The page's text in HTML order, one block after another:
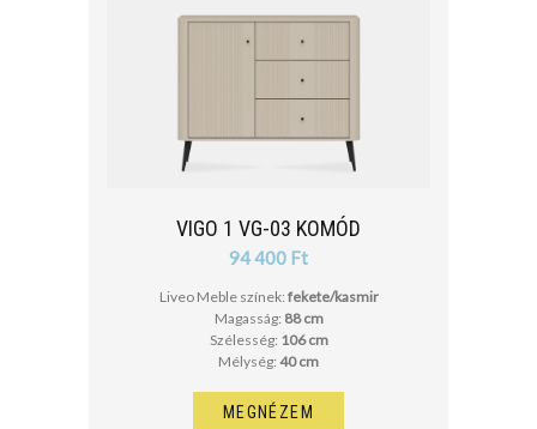
VIGO 1 VG-03 KOMÓD
94 400 Ft
Liveo Meble színek: fekete/kasmir
Magasság: 88 cm
Szélesség: 106 cm
Mélység: 40 cm
MEGNÉZEM